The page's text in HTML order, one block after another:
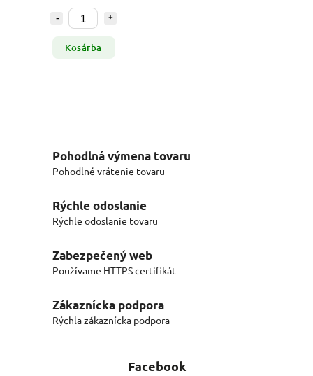
Kosárba
Pohodlná výmena tovaru
Pohodlné vrátenie tovaru
Rýchle odoslanie
Rýchle odoslanie tovaru
Zabezpečený web
Používame HTTPS certifikát
Zákaznícka podpora
Rýchla zákaznícka podpora
Facebook